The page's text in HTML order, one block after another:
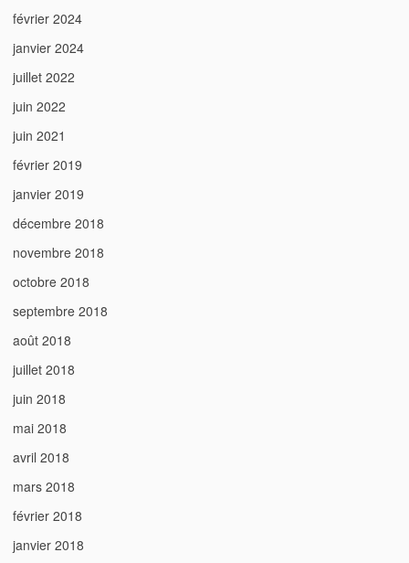
février 2024
janvier 2024
juillet 2022
juin 2022
juin 2021
février 2019
janvier 2019
décembre 2018
novembre 2018
octobre 2018
septembre 2018
août 2018
juillet 2018
juin 2018
mai 2018
avril 2018
mars 2018
février 2018
janvier 2018